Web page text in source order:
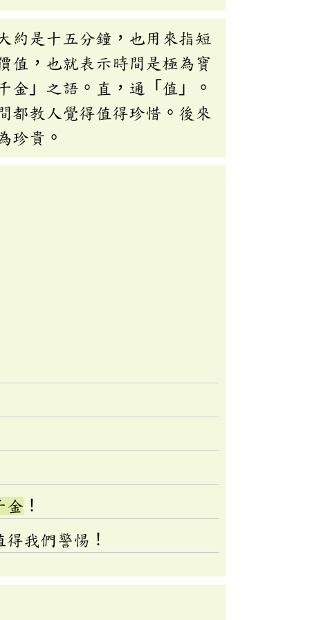
約是十五分鐘，也用來指短
值，也就表示時間是極為寶
金」之語。直，通「值」。
都教人覺得值得珍惜。後來
珍貴。
金 ！
得我們警惕！